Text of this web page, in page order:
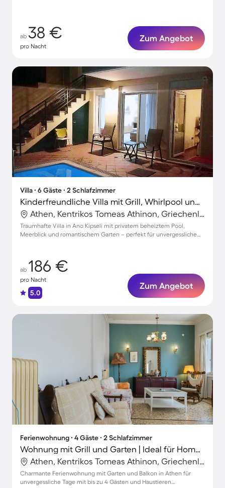
ab 38 €
pro Nacht
Zum Angebot
Villa ∙ 6 Gäste ∙ 2 Schlafzimmer
Kinderfreundliche Villa mit Grill, Whirlpool und Terrasse | Poolblick | Perfekt für die Arbeit von Zuhause | Haustiere sind willkommen
Athen, Kentrikos Tomeas Athinon, Griechenland
Traumhafte Villa in Ano Kipseli mit privatem beheiztem Pool,
Meerblick und romantischem Garten – perfekt für unvergessliche
ab 186 €
pro Nacht
5.0
Zum Angebot
Ferienwohnung ∙ 4 Gäste ∙ 2 Schlafzimmer
Wohnung mit Grill und Garten | Ideal für Homeoffice
Athen, Kentrikos Tomeas Athinon, Griechenland
Charmante Ferienwohnung mit Garten und Balkon in Athen für
unvergessliche Tage mit bis zu 4 Gästen und Haustieren